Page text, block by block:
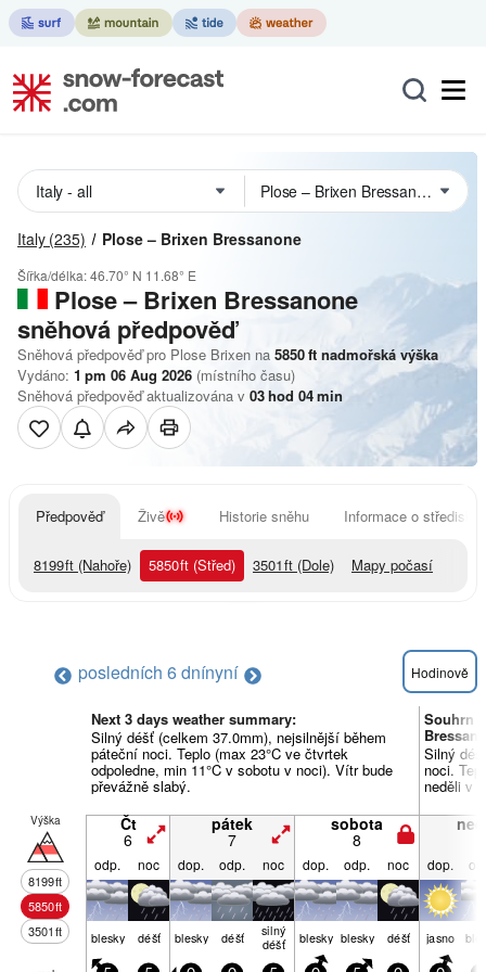
Italy (235) Plose – Brixen Bressanone
Šířka/délka:46.70° N 11.68° E
Plose – Brixen Bressanone
sněhová předpověď
Sněhová předpověď pro Plose Brixen na 5850ft nadmořská výška
Vydáno: 1 pm 06 Aug 2026 (místního času)
Sněhová předpověď aktualizována v 03hod 04min
Předpověď Živě Historie sněhu Informace o středisku
8199ft (Nahoře) 5850ft (Střed) 3501ft (Dole) Mapy počasí
posledních 6 dnínyní Hodinově
Next 3 days weather summary:
Silný déšť (celkem 37.0mm), nejsilnější během
páteční noci. Teplo (max 23°C ve čtvrtek
odpoledne, min 11°C v sobotu v noci). Vítr bude
převážně slabý.
Souhrn
Silný
noci.
neděli v
Výška
8199ft
5850ft
3501ft
Čt
6
pátek
7
sobota
8
odp. noc dop. odp. noc dop. odp. noc dop.
blesky déšť blesky déšť silný
déšť blesky blesky déšť jasno